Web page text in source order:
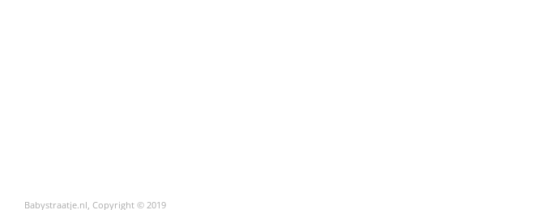
Babystraatje.nl, Copyright © 2019